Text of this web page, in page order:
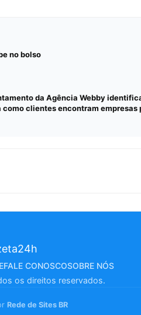
no bolso
da Agência Webby
como clientes encontram empresas
FALE CONOSCOSOBRE NÓS
os direitos reservados.
Rede de Sites BR